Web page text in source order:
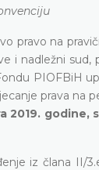
pravo na
i nadležni
PIOFBiH
prava na
2019. godine,
iz člana II/